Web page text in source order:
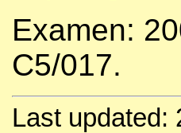
Examen:
C5/017.
Last updated: